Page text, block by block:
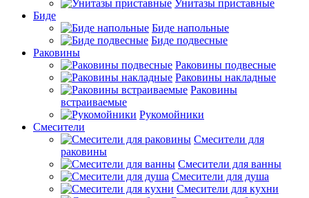
Унитазы приставные
Биде
Биде напольные
Биде подвесные
Раковины
Раковины подвесные
Раковины накладные
Раковины
встраиваемые
Рукомойники
Смесители
Смесители для
раковины
Смесители для ванны
Смесители для душа
Смесители для кухни